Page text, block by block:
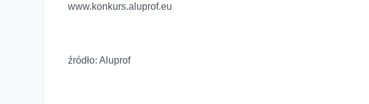
www.konkurs.aluprof.eu
źródło: Aluprof